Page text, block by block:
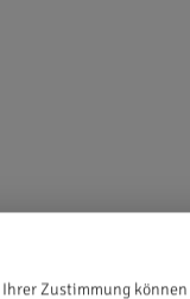
Zustimmung